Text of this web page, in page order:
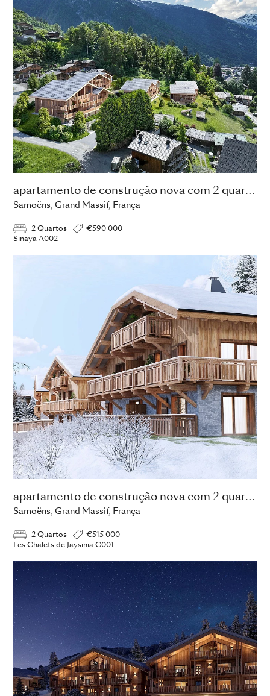
apartamento de construção nova com 2 quartos
Samoëns, Grand Massif, França
2 Quartos
€590 000
Sinaya A002
apartamento de construção nova com 2 quartos
Samoëns, Grand Massif, França
2 Quartos
€515 000
Les Chalets de Jaÿsinia C001